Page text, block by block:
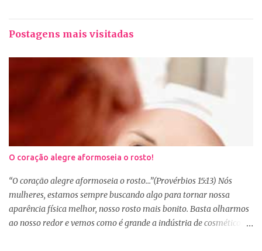
Postagens mais visitadas
O coração alegre aformoseia o rosto!
“O coração alegre aformoseia o rosto...”(Provérbios 15:13) Nós
mulheres, estamos sempre buscando algo para tornar nossa
aparência física melhor, nosso rosto mais bonito. Basta olharmos
ao nosso redor e vemos como é grande a indústria de cosméticos e